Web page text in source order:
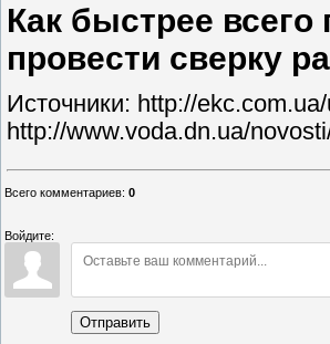
Как быстрее всего
провести сверку
Источники: http://
http://www.voda.dn.ua/
Всего комментариев: 0
Войдите:
Отправить